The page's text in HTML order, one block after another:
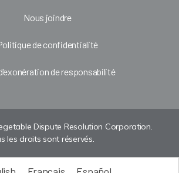
Nous joindre
de confidentialité
de responsabilité
Dispute Resolution Corporation.
les droits sont réservés.